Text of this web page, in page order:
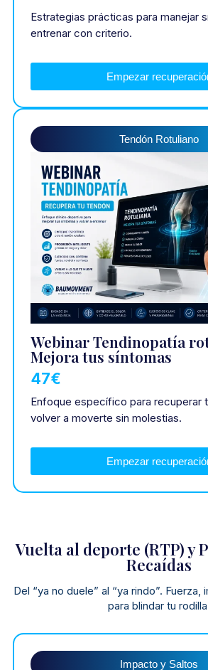
Estrategias prácticas para manejar
entrenar con criterio.
Empezar
Tendón Rotuliano
Webinar Tendinopatía
Mejora tus síntomas
47€
Enfoque específico para recuperar
volver a moverte sin molestias.
Empezar
Vuelta al deporte (RTP) y
Recaídas
Del “ya no duele” al “ya rindo”.
para blindar tu
Impacto y Saltos